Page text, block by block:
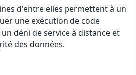
d'entre elles permettent à un
une exécution de code
déni de service à distance et
des données.